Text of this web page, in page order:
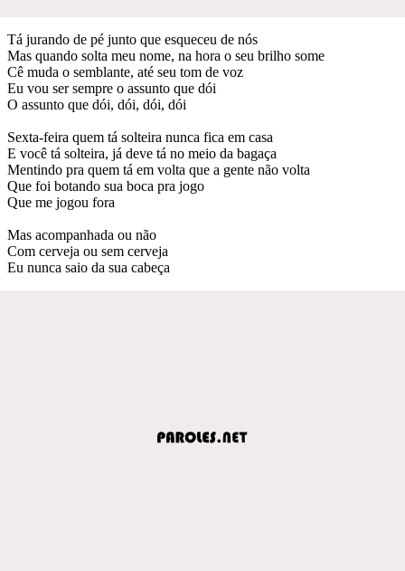
Tá jurando de pé junto que esqueceu de nós
Mas quando solta meu nome, na hora o seu brilho some
Cê muda o semblante, até seu tom de voz
Eu vou ser sempre o assunto que dói
O assunto que dói, dói, dói, dói
Sexta-feira quem tá solteira nunca fica em casa
E você tá solteira, já deve tá no meio da bagaça
Mentindo pra quem tá em volta que a gente não volta
Que foi botando sua boca pra jogo
Que me jogou fora
Mas acompanhada ou não
Com cerveja ou sem cerveja
Eu nunca saio da sua cabeça